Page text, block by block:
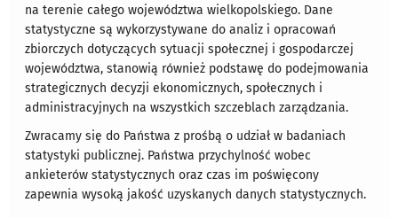
na terenie całego województwa wielkopolskiego. Dane
statystyczne są wykorzystywane do analiz i opracowań
zbiorczych dotyczących sytuacji społecznej i gospodarczej
województwa, stanowią również podstawę do podejmowania
strategicznych decyzji ekonomicznych, społecznych i
administracyjnych na wszystkich szczeblach zarządzania.
Zwracamy się do Państwa z prośbą o udział w badaniach
statystyki publicznej. Państwa przychylność wobec
ankieterów statystycznych oraz czas im poświęcony
zapewnia wysoką jakość uzyskanych danych statystycznych.